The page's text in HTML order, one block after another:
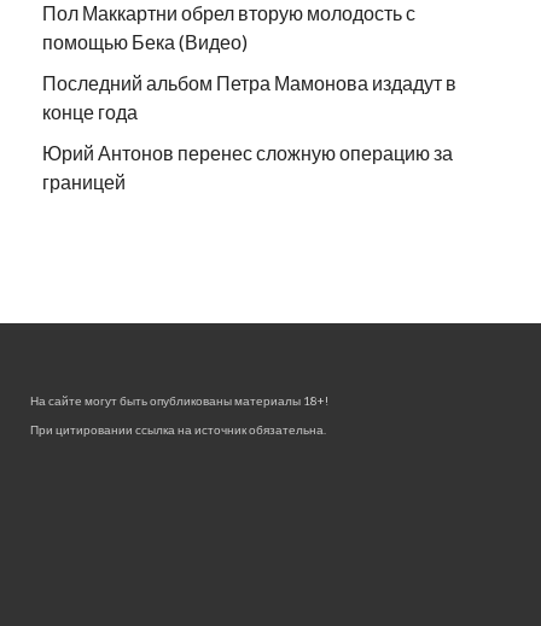
Пол Маккартни обрел вторую молодость с
помощью Бека (Видео)
Последний альбом Петра Мамонова издадут в
конце года
Юрий Антонов перенес сложную операцию за
границей
На сайте могут быть опубликованы материалы 18+!
При цитировании ссылка на источник обязательна.